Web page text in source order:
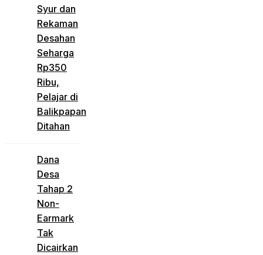
Syur dan
Rekaman
Desahan
Seharga
Rp350
Ribu,
Pelajar di
Balikpapan
Ditahan
Dana
Desa
Tahap 2
Non-
Earmark
Tak
Dicairkan